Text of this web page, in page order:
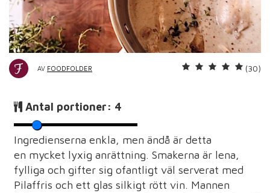
AV FOODFOLDER (30)
Antal portioner: 4
Ingredienserna enkla, men ändå är detta
en mycket lyxig anrättning. Smakerna är lena,
fylliga och gifter sig ofantligt väl serverat med
Pilaffris och ett glas silkigt rött vin. Mannen